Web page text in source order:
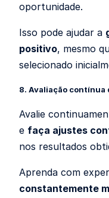
oportunidade.
Isso pode ajudar a
positivo, mesmo
selecionado
8. Avaliação
Avalie
e faça ajustes
nos resultados
Aprenda com
constantemente